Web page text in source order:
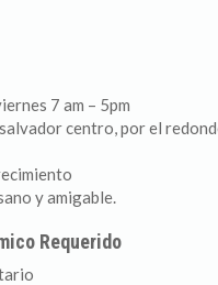
7 am – 5pm
salvador centro, por el
y amigable.
Requerido